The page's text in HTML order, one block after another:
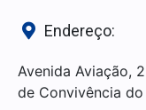
Endereço:
Avenida Aviação,
de Convivência